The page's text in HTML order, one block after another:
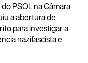
PSOL na Câmara
a abertura de
para investigar a
nazifascista e